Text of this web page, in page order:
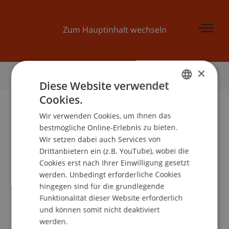
Zum Hauptinhalt wechseln
Lehrstuhl für Bank-
und Finanzmarktrecht
Team
×
Diese Website verwendet
Cookies.
Wir verwenden Cookies, um Ihnen das
bestmögliche Online-Erlebnis zu bieten.
Wir setzen dabei auch Services von
Drittanbietern ein (z.B. YouTube), wobei die
Cookies erst nach Ihrer Einwilligung gesetzt
werden. Unbedingt erforderliche Cookies
hingegen sind für die grundlegende
Funktionalität dieser Website erforderlich
und können somit nicht deaktiviert
werden.